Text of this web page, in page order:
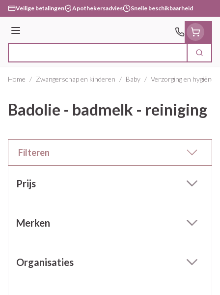
Ga naar de inhoud
Veilige betalingen Apothekersadvies Snelle beschikbaarheid
Menu
Zoek
Home / Zwangerschap en kinderen / Baby / Verzorging en hygiëne
Badolie - badmelk - reiniging
Filteren
Prijs
Merken
Organisaties